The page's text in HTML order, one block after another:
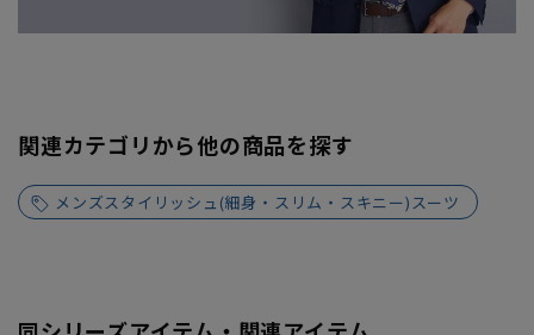
関連カテゴリから他の商品を探す
メンズスタイリッシュ(細身・スリム・スキニー)スーツ